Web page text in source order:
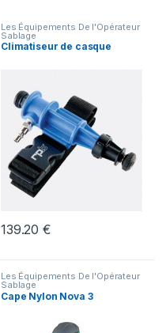
Les Équipements De l'Opérateur
Sablage
Climatiseur de casque
139.20€
Les Équipements De l'Opérateur
Sablage
Cape Nylon Nova 3